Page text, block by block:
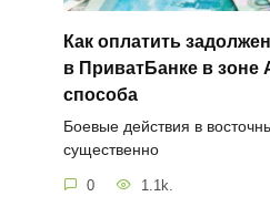
Как оплатить
в ПриватБанке в зоне
способа
Боевые действия в
существенно
0 1.1k.